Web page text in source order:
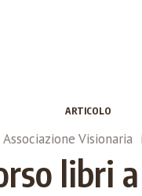
ARTICOLO
Associazione Visionaria
libri